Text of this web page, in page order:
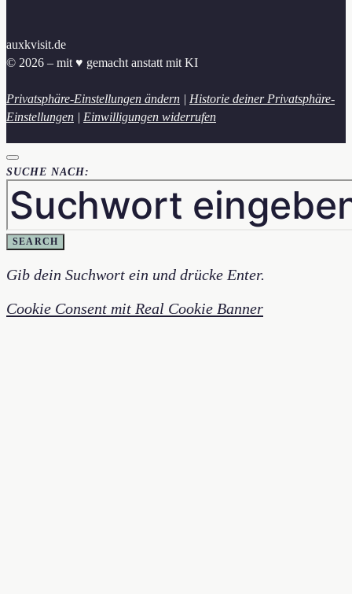
auxkvisit.de
© 2026 – mit ♥︎ gemacht anstatt mit KI
Privatsphäre-Einstellungen ändern | Historie deiner Privatsphäre-
Einstellungen | Einwilligungen widerrufen
SUCHE NACH:
SEARCH
Gib dein Suchwort ein und drücke Enter.
Cookie Consent mit Real Cookie Banner